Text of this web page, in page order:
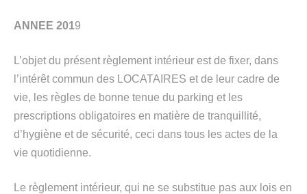
ANNEE 2019
L’objet du présent règlement intérieur est de fixer, dans
l’intérêt commun des LOCATAIRES et de leur cadre de
vie, les règles de bonne tenue du parking et les
prescriptions obligatoires en matière de tranquillité,
d’hygiène et de sécurité, ceci dans tous les actes de la
vie quotidienne.
Le règlement intérieur, qui ne se substitue pas aux lois en